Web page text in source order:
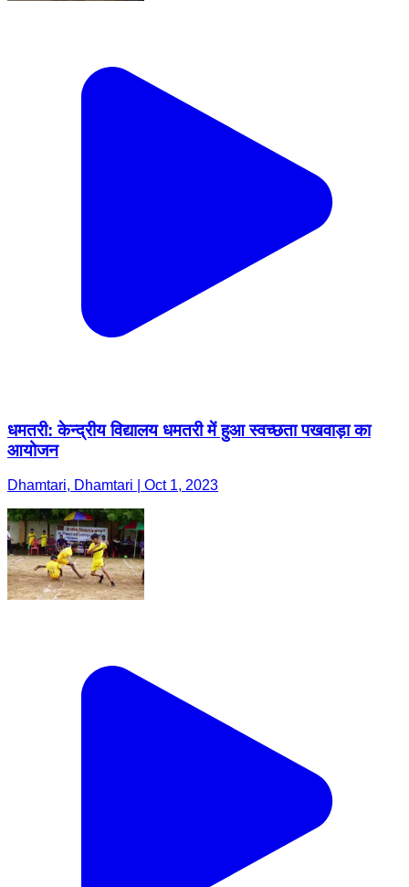
धमतरी: केन्द्रीय विद्यालय धमतरी में हुआ स्वच्छता पखवाड़ा का
आयोजन
Dhamtari, Dhamtari | Oct 1, 2023